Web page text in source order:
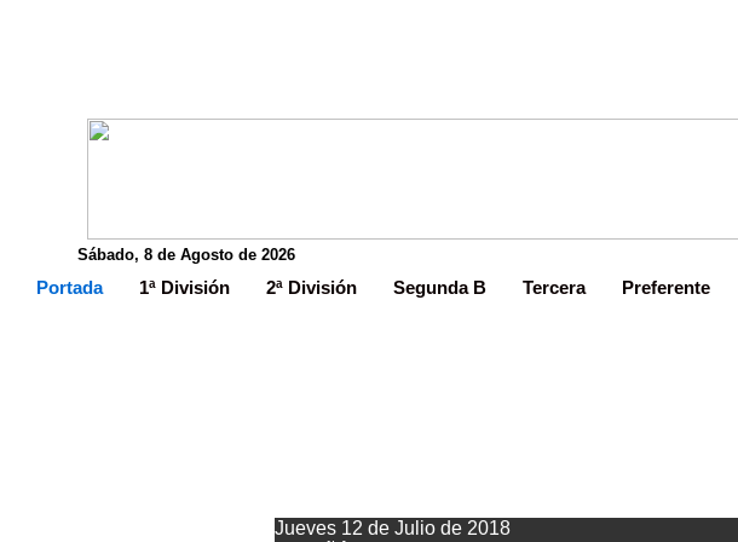
Sábado, 8 de Agosto de 2026
Portada 1ª División 2ª División Segunda B Tercera Preferente
Jueves 12 de Julio de 2018